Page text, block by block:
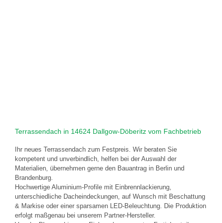
Terrassendach in 14624 Dallgow-Döberitz vom Fachbetrieb
Ihr neues Terrassendach zum Festpreis. Wir beraten Sie
kompetent und unverbindlich, helfen bei der Auswahl der
Materialien, übernehmen gerne den Bauantrag in Berlin und
Brandenburg.
Hochwertige Aluminium-Profile mit Einbrennlackierung,
unterschiedliche Dacheindeckungen, auf Wunsch mit Beschattung
& Markise oder einer sparsamen LED-Beleuchtung. Die Produktion
erfolgt maßgenau bei unserem Partner-Hersteller.